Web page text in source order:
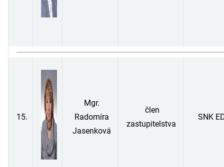
15.
Mgr.
Radomíra
Jasenková
člen
zastupitelstva
SNK